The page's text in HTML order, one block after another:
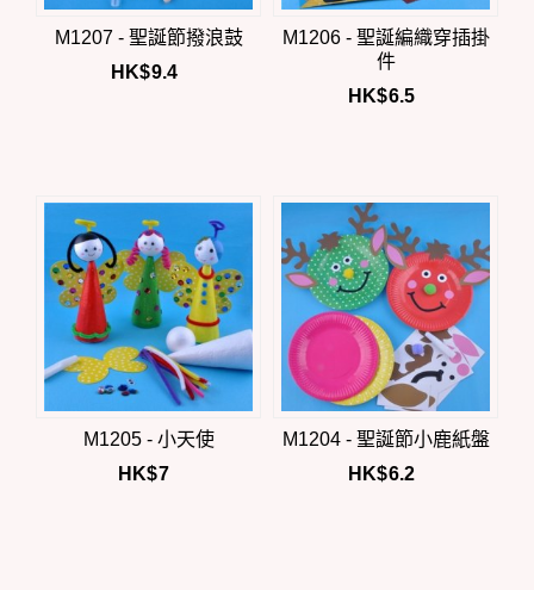
M1207 - 聖誕節撥浪鼓
HK$9.4
M1206 - 聖誕編織穿插掛
件
HK$6.5
M1205 - 小天使
HK$7
M1204 - 聖誕節小鹿紙盤
HK$6.2